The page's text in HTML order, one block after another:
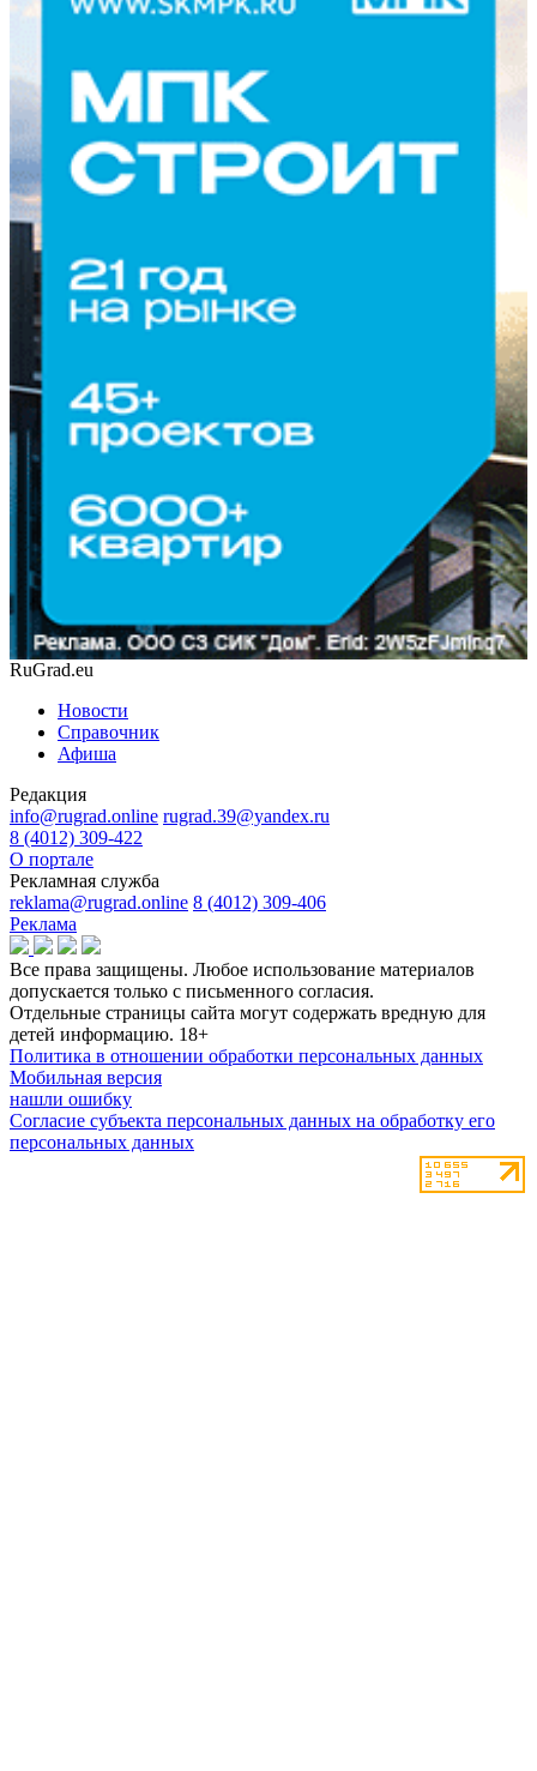
RuGrad.eu
Новости
Справочник
Афиша
Редакция
info@rugrad.online rugrad.39@yandex.ru
8 (4012) 309-422
О портале
Рекламная служба
reklama@rugrad.online 8 (4012) 309-406
Реклама
Все права защищены. Любое использование материалов
допускается только с письменного согласия.
Отдельные страницы сайта могут содержать вредную для
детей информацию. 18+
Политика в отношении обработки персональных данных
Мобильная версия
нашли ошибку
Согласие субъекта персональных данных на обработку его
персональных данных